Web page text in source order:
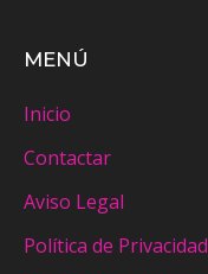
MENÚ
Inicio
Contactar
Aviso Legal
Política de Privacidad